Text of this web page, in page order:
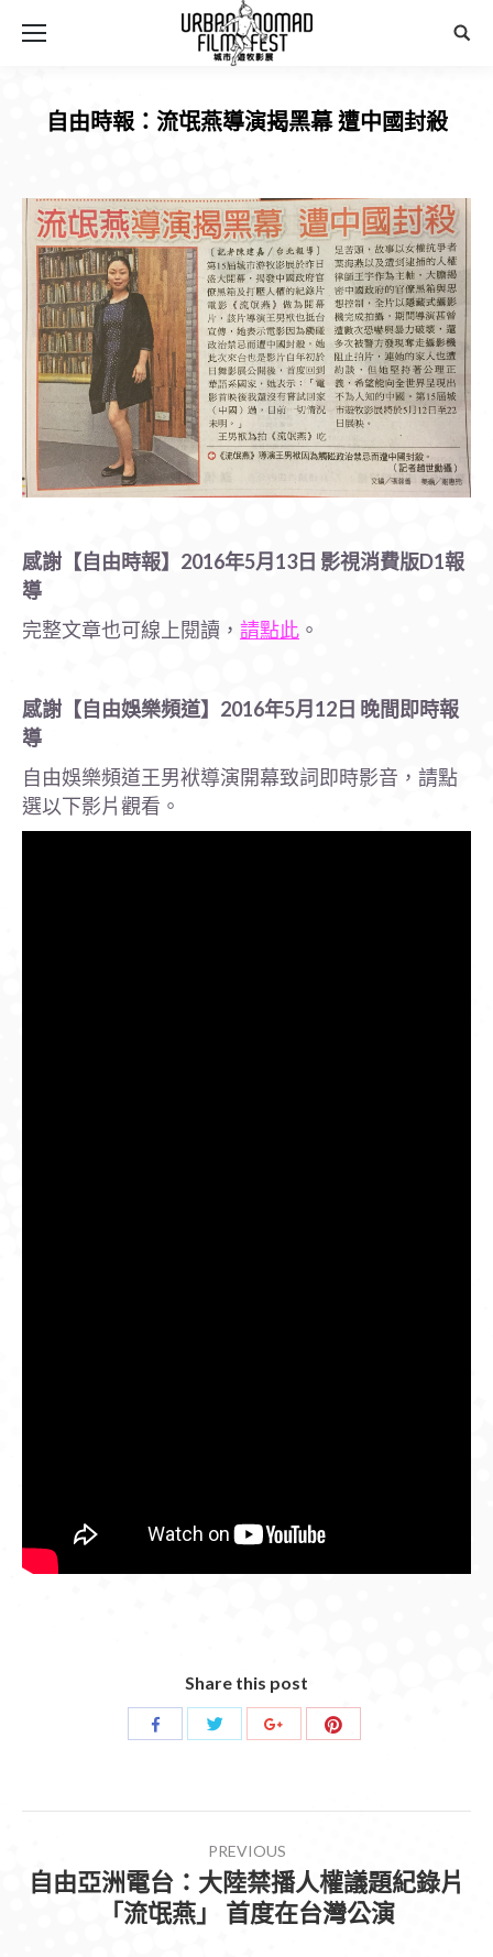
自由時報：流氓燕導演揭黑幕 遭中國封殺
感謝【自由時報】2016年5月13日 影視消費版D1報
導
完整文章也可線上閱讀， 請點此 。
感謝【自由娛樂頻道】2016年5月12日 晚間即時報
導
自由娛樂頻道王男袱導演開幕致詞即時影音，請點
選以下影片觀看。
Share this post
Share
Share
PREVIOUS
Previous
post:
自由亞洲電台：大陸禁播人權議題紀錄片
「流氓燕」 首度在台灣公演